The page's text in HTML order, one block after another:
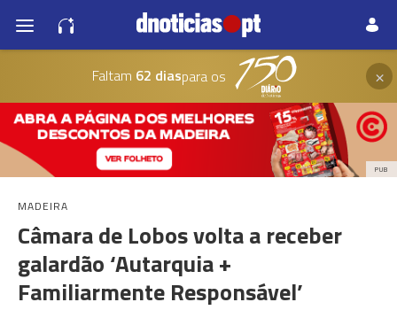
Faltam 62 diaspara os ×
PUB
MADEIRA
Câmara de Lobos volta a receber
galardão ‘Autarquia +
Familiarmente Responsável’